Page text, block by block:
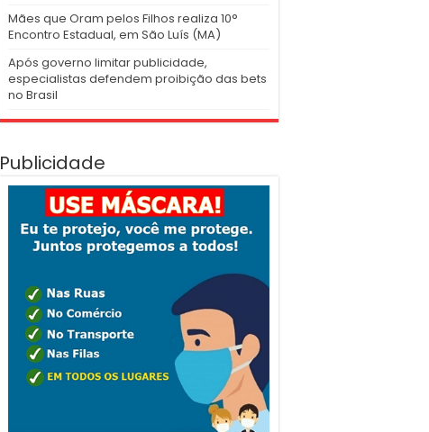
Mães que Oram pelos Filhos realiza 10°
Encontro Estadual, em São Luís (MA)
Após governo limitar publicidade,
especialistas defendem proibição das bets
no Brasil
Publicidade